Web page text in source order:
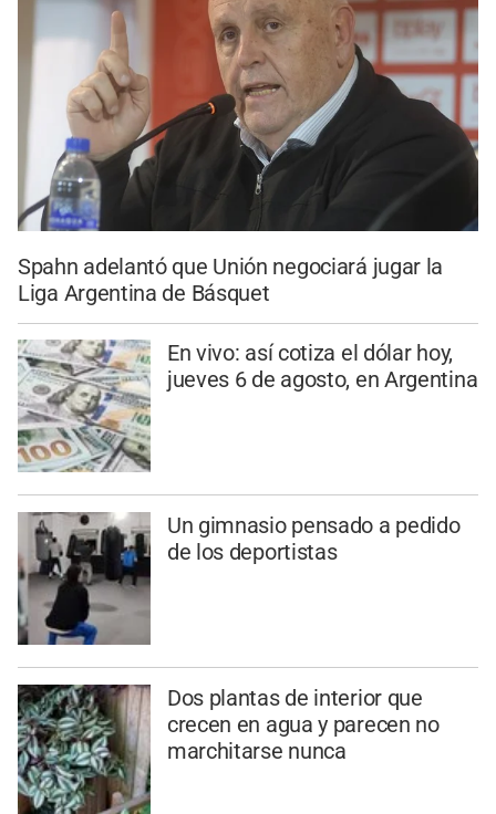
Spahn adelantó que Unión negociará jugar la
Liga Argentina de Básquet
En vivo: así cotiza el dólar hoy,
jueves 6 de agosto, en Argentina
Un gimnasio pensado a pedido
de los deportistas
Dos plantas de interior que
crecen en agua y parecen no
marchitarse nunca